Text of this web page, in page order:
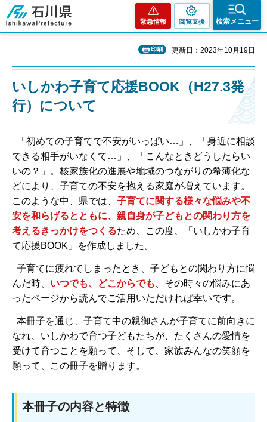
石川県
緊急情報 閲覧支援 検索メニュー
印刷 更新日：2023年10月19日
いしかわ子育て応援BOOK（H27.3発
行）について
「初めての子育てで不安がいっぱい…」、「身近に相談
できる相手がいなくて…」、「こんなときどうしたらい
いの？」。核家族化の進展や地域のつながりの希薄化な
どにより、子育ての不安を抱える家庭が増えています。
このような中、県では、 子育てに関する様々な悩みや不
安を和らげるとともに、親自身が子どもとの関わり方を
考えるきっかけをつくるため、この度、「いしかわ子育
て応援BOOK」を作成しました。
子育てに疲れてしまったとき、子どもとの関わり方に悩
んだ時、 いつでも、どこからでも
、その時々の悩みにあ
ったページから読んでご活用いただければ幸いです。
本冊子を通じ、子育て中の親御さんが子育てに前向きに
なれ、いしかわで育つ子どもたちが、たくさんの愛情を
受けて育つことを願って、そして、家族みんなの笑顔を
願って、この冊子を贈ります。
本冊子の内容と特徴